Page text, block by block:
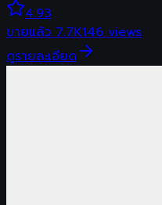
4.93
ขายแล้ว7.7K146views
ดูรายละเอียด